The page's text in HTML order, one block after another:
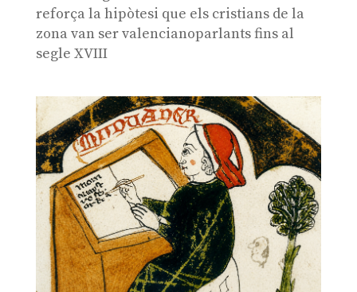
reforça la hipòtesi que els cristians de la
zona van ser valencianoparlants fins al
segle XVIII